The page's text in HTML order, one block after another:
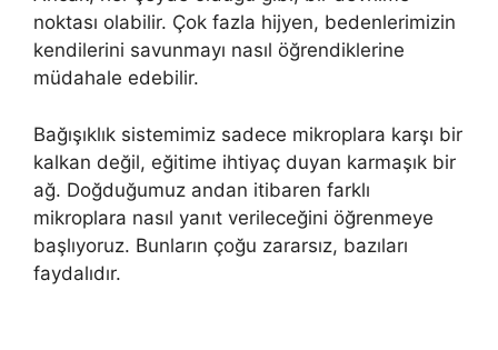
noktası olabilir. Çok fazla hijyen, bedenlerimizin
kendilerini savunmayı nasıl öğrendiklerine
müdahale edebilir.
Bağışıklık sistemimiz sadece mikroplara karşı bir
kalkan değil, eğitime ihtiyaç duyan karmaşık bir
ağ. Doğduğumuz andan itibaren farklı
mikroplara nasıl yanıt verileceğini öğrenmeye
başlıyoruz. Bunların çoğu zararsız, bazıları
faydalıdır.